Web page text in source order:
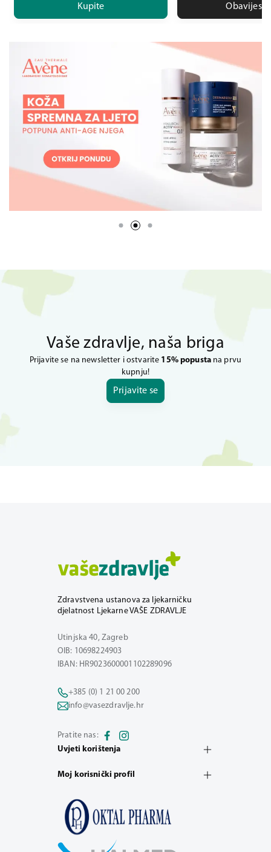
Kupite
Obavijesti
Vaše zdravlje, naša briga
Prijavite se na newsletter i ostvarite 15% popustana prvu
kupnju!
Prijavite se
Zdravstvena ustanova za ljekarničku
djelatnost Ljekarne VAŠE ZDRAVLJE
Utinjska 40, Zagreb
OIB: 10698224903
IBAN: HR9023600001102289096
+385 (0) 1 21 00 200
info@vasezdravlje.hr
Pratite nas:
Uvjeti korištenja
Moj korisnički profil